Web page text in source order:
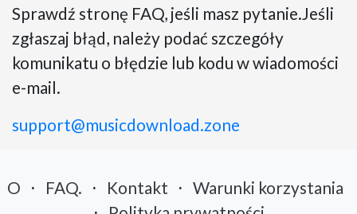
Sprawdź stronę FAQ, jeśli masz pytanie.Jeśli
zgłaszaj błąd, należy podać szczegóły
komunikatu o błędzie lub kodu w wiadomości
e-mail.
support@musicdownload.zone
O ⋅ FAQ. ⋅ Kontakt ⋅ Warunki korzystania